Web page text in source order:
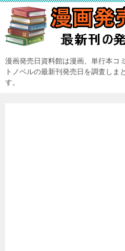
漫画発売日資料館は漫画、単行本コ
トノベルの最新刊発売日を調査しま
す。